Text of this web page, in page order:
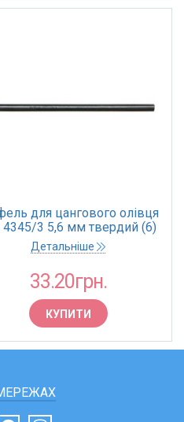
для цангового олівця
4345/3 5,6 мм твердий (6)
Детальніше
33.20грн.
КУПИТИ